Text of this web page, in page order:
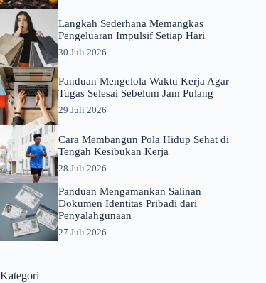
Langkah Sederhana Memangkas
Pengeluaran Impulsif Setiap Hari
30 Juli 2026
Panduan Mengelola Waktu Kerja Agar
Tugas Selesai Sebelum Jam Pulang
29 Juli 2026
Cara Membangun Pola Hidup Sehat di
Tengah Kesibukan Kerja
28 Juli 2026
Panduan Mengamankan Salinan
Dokumen Identitas Pribadi dari
Penyalahgunaan
27 Juli 2026
Kategori